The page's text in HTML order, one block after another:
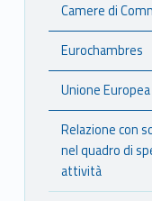
m
m
Camere di
Eurochambres
Unione
Relazione con
nel quadro di
attività